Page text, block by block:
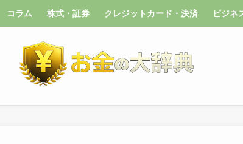
コラム 株式・証券 クレジットカード・決済 ビジネ